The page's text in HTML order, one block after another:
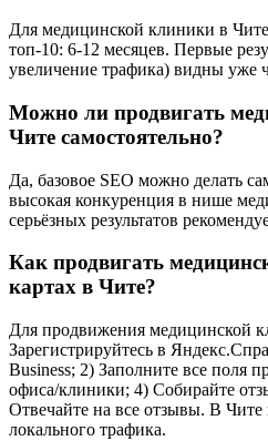
Для медицинской клиники в
топ-10: 6-12 месяцев. Первые
увеличение трафика) видны уже
Можно ли продвигать
Чите самостоятельно?
Да, базовое SEO можно делать
высокая конкуренция в нише
серьёзных результатов
Как продвигать
картах в Чите?
Для продвижения медицинской
Зарегистрируйтесь в
Business; 2) Заполните все поля
офиса/клиники; 4) Собирайте
Отвечайте на все отзывы. В
локального трафика.